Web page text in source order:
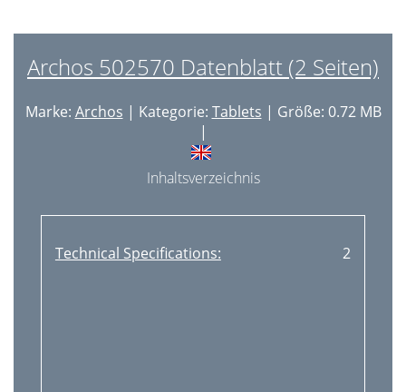
Archos 502570 Datenblatt (2 Seiten)
Marke: Archos | Kategorie: Tablets | Größe: 0.72 MB
|
Inhaltsverzeichnis
Technical Specifications: 2